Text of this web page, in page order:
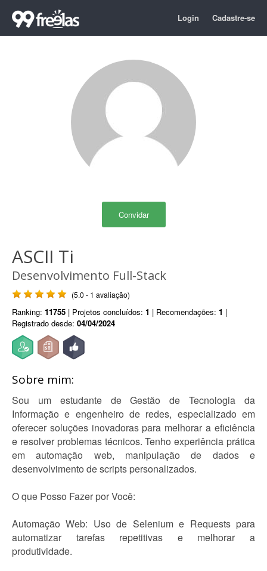
Login Cadastre-se
Convidar
ASCII Ti
Desenvolvimento Full-Stack
(5.0 - 1 avaliação)
Ranking: 11755 | Projetos concluídos: 1 | Recomendações: 1 |
Registrado desde: 04/04/2024
Sobre mim:
Sou um estudante de Gestão de Tecnologia da
Informação e engenheiro de redes, especializado em
oferecer soluções inovadoras para melhorar a eficiência
e resolver problemas técnicos. Tenho experiência prática
em automação web, manipulação de dados e
desenvolvimento de scripts personalizados.
O que Posso Fazer por Você:
Automação Web: Uso de Selenium e Requests para
automatizar tarefas repetitivas e melhorar a
produtividade.